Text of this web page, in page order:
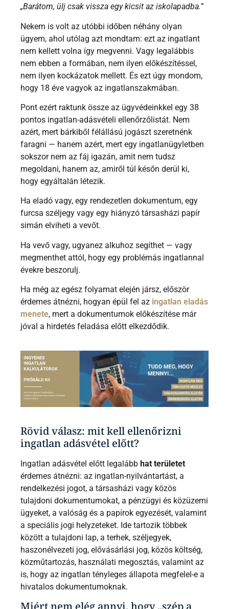
„Barátom, ülj csak vissza egy kicsit az iskolapadba.”
Nekem is volt az utóbbi időben néhány olyan
ügyem, ahol utólag azt mondtam: ezt az ingatlant
nem kellett volna így megvenni. Vagy legalábbis
nem ebben a formában, nem ilyen előkészítéssel,
nem ilyen kockázatok mellett. És ezt úgy mondom,
hogy 18 éve vagyok az ingatlanszakmában.
Pont ezért raktunk össze az ügyvédeinkkel egy 38
pontos ingatlan-adásvételi ellenőrzőlistát. Nem
azért, mert bárkiből félállású jogászt szeretnénk
faragni — hanem azért, mert egy ingatlanügyletben
sokszor nem az fáj igazán, amit nem tudsz
megoldani, hanem az, amiről túl későn derül ki,
hogy egyáltalán létezik.
Ha eladó vagy, egy rendezetlen dokumentum, egy
furcsa széljegy vagy egy hiányzó társasházi papír
simán elviheti a vevőt.
Ha vevő vagy, ugyanez alkuhoz segíthet — vagy
megmenthet attól, hogy egy problémás ingatlannal
évekre beszorulj.
Ha még az egész folyamat elején jársz, először
érdemes átnézni, hogyan épül fel az ingatlan eladás
menete, mert a dokumentumok előkészítése már
jóval a hirdetés feladása előtt elkezdődik.
Rövid válasz: mit kell ellenőrizni
ingatlan adásvétel előtt?
Ingatlan adásvétel előtt legalább hat területet
érdemes átnézni: az ingatlan-nyilvántartást, a
rendelkezési jogot, a társasházi vagy közös
tulajdoni dokumentumokat, a pénzügyi és közüzemi
ügyeket, a valóság és a papírok egyezését, valamint
a speciális jogi helyzeteket. Ide tartozik többek
között a tulajdoni lap, a terhek, széljegyek,
haszonélvezeti jog, elővásárlási jog, közös költség,
közműtartozás, használati megosztás, valamint az
is, hogy az ingatlan tényleges állapota megfelel-e a
hivatalos dokumentumoknak.